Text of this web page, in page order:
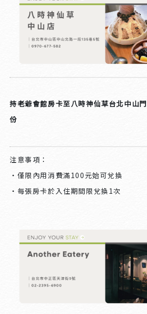
持老爺會館房卡至八時神仙草台北中山
份
注意事項：
・僅限內用消費滿100元始可兌換
・每張房卡於入住期間限兌換1次